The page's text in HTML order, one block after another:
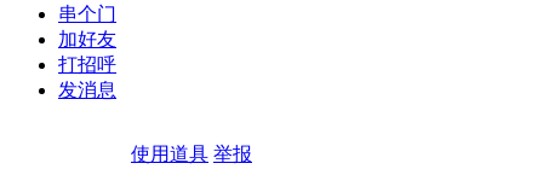
串个门
加好友
打招呼
发消息
使用道具 举报